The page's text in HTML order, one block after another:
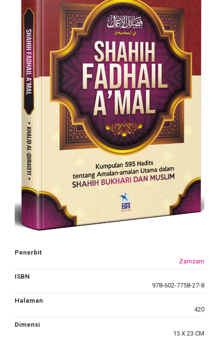
Penerbit
Zamzam
ISBN
978-602-7758-27-8
Halaman
420
Dimensi
15 X 23 CM